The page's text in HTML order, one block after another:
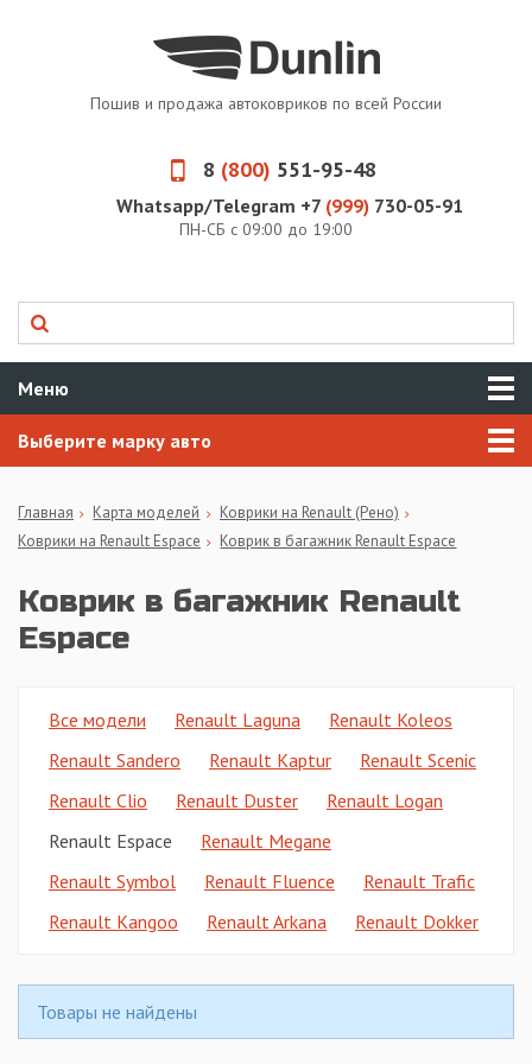
Пошив и продажа автоковриков по всей России
8 (800) 551-95-48
Whatsapp/Telegram +7 (999) 730-05-91
ПН-СБ с 09:00 до 19:00
Меню
Выберите марку авто
Главная Карта моделей
Коврики на Renault (Рено)
Коврики на Renault Espace
Коврик в багажник Renault Espace
Коврик в багажник Renault
Espace
Все модели Renault Laguna
Renault Koleos
Renault Sandero
Renault Kaptur
Renault Scenic
Renault Clio
Renault Duster
Renault Logan
Renault Espace
Renault Megane
Renault Symbol
Renault Fluence
Renault Trafic
Renault Kangoo
Renault Arkana Renault Dokker
Товары не найдены